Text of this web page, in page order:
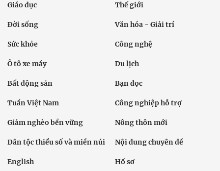
Giáo dục Thế giới
Đời sống Văn hóa - Giải trí
Sức khỏe Công nghệ
Ô tô xe máy Du lịch
Bất động sản Bạn đọc
Tuần Việt Nam Công nghiệp hỗ trợ
Giảm nghèo bền vững Nông thôn mới
Dân tộc thiểu số và miền núi Nội dung chuyên đề
English Hồ sơ